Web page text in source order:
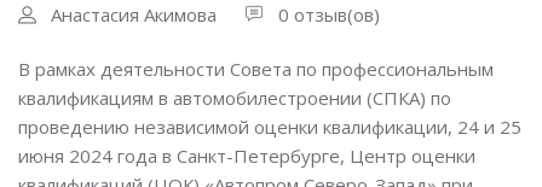
Анастасия Акимова 0 отзыв(ов)
В рамках деятельности Совета по профессиональным
квалификациям в автомобилестроении (СПКА) по
проведению независимой оценки квалификации, 24 и 25
июня 2024 года в Санкт-Петербурге, Центр оценки